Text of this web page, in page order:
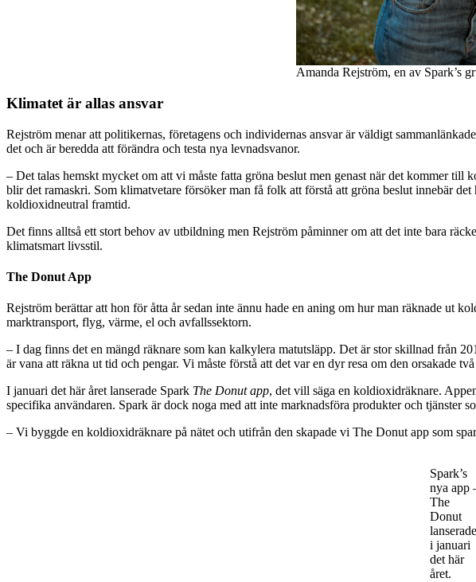
Amanda Rejström, en av Spark’s
Klimatet är allas ansvar
Rejström menar att politikernas, företagens och individernas ansvar är väldigt
det och är beredda att förändra och testa nya levnadsvanor.
– Det talas hemskt mycket om att vi måste fatta gröna beslut men genast när det kommer
blir det ramaskri. Som klimatvetare försöker man få folk att förstå att gröna beslut innebär
koldioxidneutral framtid.
Det finns alltså ett stort behov av utbildning men Rejström påminner om att det inte bara
klimatsmart livsstil.
The Donut App
Rejström berättar att hon för åtta år sedan inte ännu hade en aning om hur man räknade ut
marktransport, flyg, värme, el och avfallssektorn.
– I dag finns det en mängd räknare som kan kalkylera matutsläpp. Det är stor skillnad från
är vana att räkna ut tid och pengar. Vi måste förstå att det var en dyr resa om den orsakade
I januari det här året lanserade Spark The Donut app, det vill säga en koldioxidräknare.
specifika användaren. Spark är dock noga med att inte marknadsföra produkter och tjänster
– Vi byggde en koldioxidräknare på nätet och utifrån den skapade vi The Donut app som
Spark’s
nya app
The
Donut
i januari
det här
året.